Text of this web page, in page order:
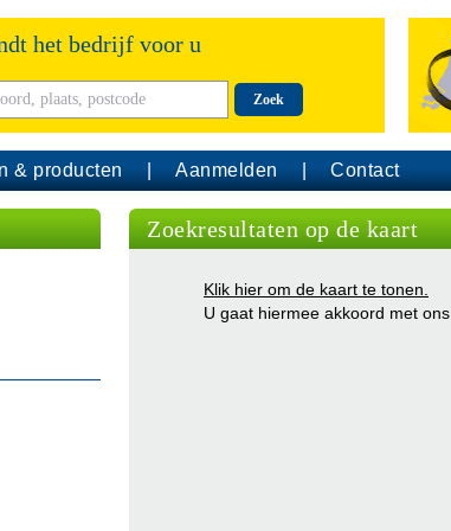
het bedrijf voor u
Zoek
& producten Aanmelden Contact
Zoekresultaten op de kaart
Klik hier om de kaart te tonen.
U gaat hiermee akkoord met ons